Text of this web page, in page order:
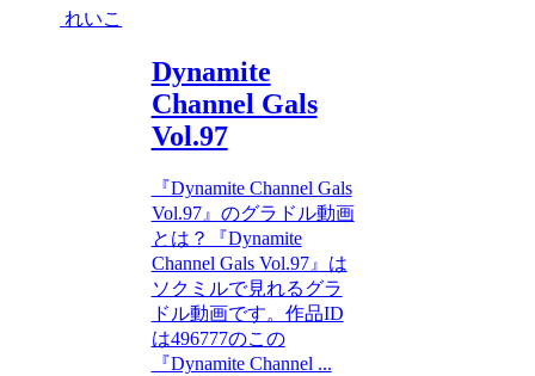
れいこ
Dynamite
Channel Gals
Vol.97
『Dynamite Channel Gals
Vol.97』のグラドル動画
とは？『Dynamite
Channel Gals Vol.97』は
ソクミルで見れるグラ
ドル動画です。作品ID
は496777のこの
『Dynamite Channel ...